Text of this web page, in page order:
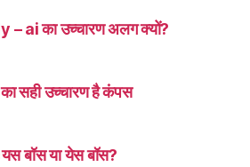
ai का उच्चारण अलग क्यों?
सही उच्चारण है कंपस
बॉस या येस बॉस?